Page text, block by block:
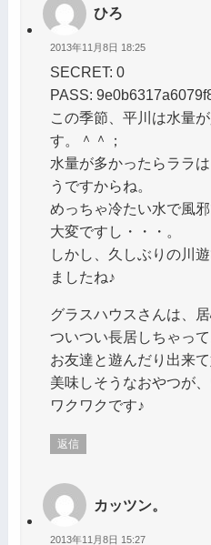
ひろ
2013年11月8日 18:25
SECRET: 0
PASS:
この季節、平川は水量
す。＾＾；
水量が多かったらララ
うですからね。
めっちゃ冷たい水で風
大変ですし・・・。
しかし、久しぶりの川
ましたね♪
グラスハウスさんは、
ついつい長居しちゃっ
お友達と遊んだり出来て
美味しそうなおやつが
ワクワクです♪
返信
カッツン。
2013年11月8日 15:27